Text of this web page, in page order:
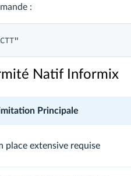
:
Natif Informix
Principale
place extensive requise